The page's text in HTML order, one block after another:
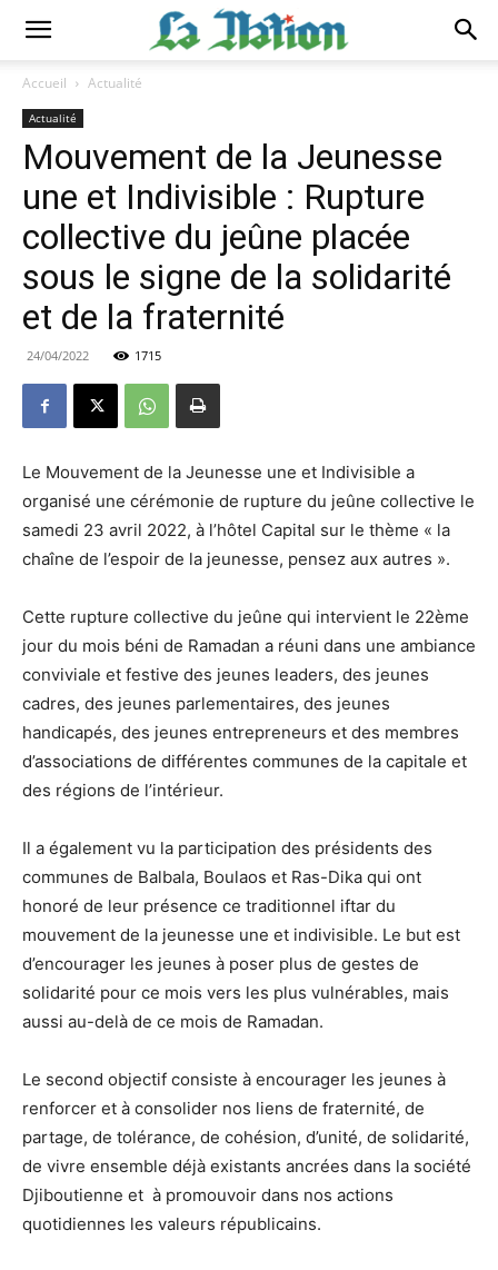
Accueil Actualité
Actualité
Mouvement de la Jeunesse
une et Indivisible : Rupture
collective du jeûne placée
sous le signe de la solidarité
et de la fraternité
24/04/2022 1715
Le Mouvement de la Jeunesse une et Indivisible a
organisé une cérémonie de rupture du jeûne collective le
samedi 23 avril 2022, à l’hôtel Capital sur le thème « la
chaîne de l’espoir de la jeunesse, pensez aux autres ».
Cette rupture collective du jeûne qui intervient le 22ème
jour du mois béni de Ramadan a réuni dans une ambiance
conviviale et festive des jeunes leaders, des jeunes
cadres, des jeunes parlementaires, des jeunes
handicapés, des jeunes entrepreneurs et des membres
d’associations de différentes communes de la capitale et
des régions de l’intérieur.
Il a également vu la participation des présidents des
communes de Balbala, Boulaos et Ras-Dika qui ont
honoré de leur présence ce traditionnel iftar du
mouvement de la jeunesse une et indivisible. Le but est
d’encourager les jeunes à poser plus de gestes de
solidarité pour ce mois vers les plus vulnérables, mais
aussi au-delà de ce mois de Ramadan.
Le second objectif consiste à encourager les jeunes à
renforcer et à consolider nos liens de fraternité, de
partage, de tolérance, de cohésion, d’unité, de solidarité,
de vivre ensemble déjà existants ancrées dans la société
Djiboutienne et à promouvoir dans nos actions
quotidiennes les valeurs républicains.